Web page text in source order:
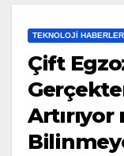
TEKNOLOJI
Çift